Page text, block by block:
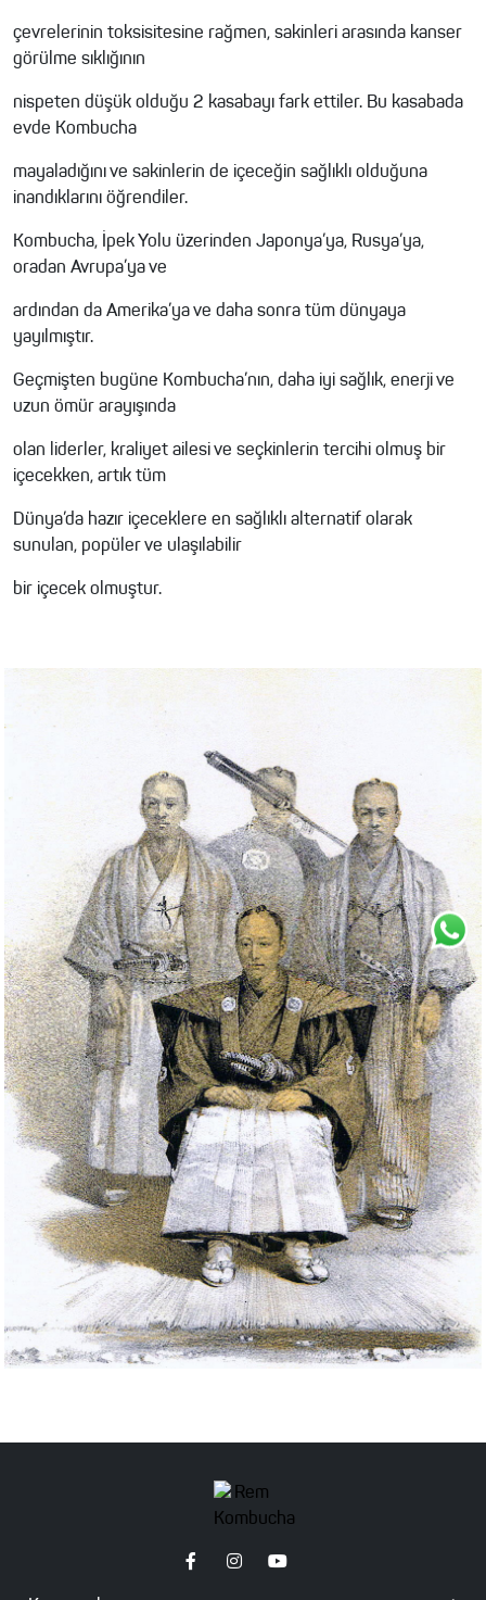
çevrelerinin toksisitesine rağmen, sakinleri arasında kanser
görülme sıklığının
nispeten düşük olduğu 2 kasabayı fark ettiler. Bu kasabada
evde Kombucha
mayaladığını ve sakinlerin de içeceğin sağlıklı olduğuna
inandıklarını öğrendiler.
Kombucha, İpek Yolu üzerinden Japonya’ya, Rusya’ya,
oradan Avrupa’ya ve
ardından da Amerika’ya ve daha sonra tüm dünyaya
yayılmıştır.
Geçmişten bugüne Kombucha’nın, daha iyi sağlık, enerji ve
uzun ömür arayışında
olan liderler, kraliyet ailesi ve seçkinlerin tercihi olmuş bir
içecekken, artık tüm
Dünya’da hazır içeceklere en sağlıklı alternatif olarak
sunulan, popüler ve ulaşılabilir
bir içecek olmuştur.